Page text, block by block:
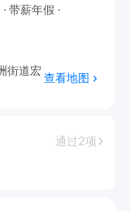
带薪年假
街道宏
查看地图
通过2项